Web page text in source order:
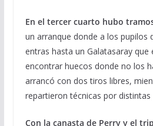
En el tercer cuarto hubo
un arranque donde a los pupilos
entras hasta un Galatasaray que
encontrar huecos donde no los
arrancó con dos tiros libres,
repartieron técnicas por distintas
Con la canasta de Perry y el